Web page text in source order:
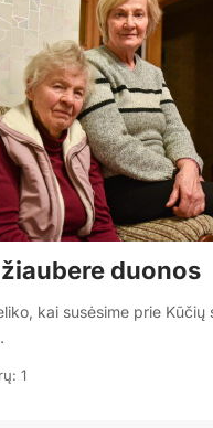
duonos
kai susėsime prie Kūčių
1